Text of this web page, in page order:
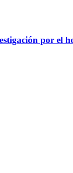
por el